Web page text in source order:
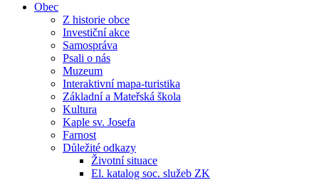
Obec
Z historie obce
Investiční akce
Samospráva
Psali o nás
Muzeum
Interaktivní mapa-turistika
Základní a Mateřská škola
Kultura
Kaple sv. Josefa
Farnost
Důležité odkazy
Životní situace
El. katalog soc. služeb ZK